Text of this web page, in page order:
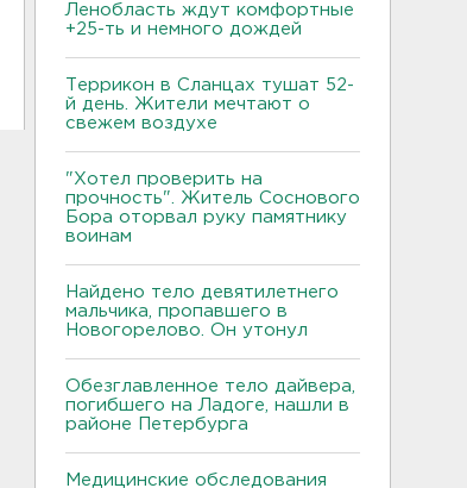
Ленобласть ждут комфортные
+25-ть и немного дождей
Террикон в Сланцах тушат 52-
й день. Жители мечтают о
свежем воздухе
"Хотел проверить на
прочность". Житель Соснового
Бора оторвал руку памятнику
воинам
Найдено тело девятилетнего
мальчика, пропавшего в
Новогорелово. Он утонул
Обезглавленное тело дайвера,
погибшего на Ладоге, нашли в
районе Петербурга
Медицинские обследования